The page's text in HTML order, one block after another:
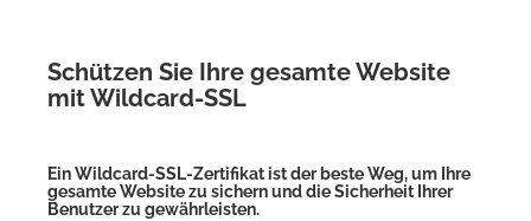
Schützen Sie Ihre gesamte Website
mit Wildcard-SSL
Ein Wildcard-SSL-Zertifikat ist der beste Weg, um Ihre
gesamte Website zu sichern und die Sicherheit Ihrer
Benutzer zu gewährleisten.